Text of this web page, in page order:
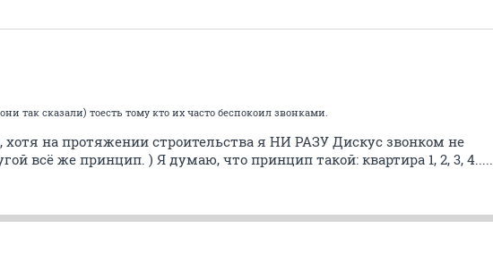
так сказали) тоесть тому кто их часто беспокоил звонками.
на протяжении строительства я НИ РАЗУ Дискус звонком не
всё же принцип. ) Я думаю, что принцип такой: квартира 1, 2, 3, 4.....